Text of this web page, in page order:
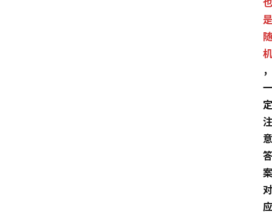
也
是
随
机
，
一
定
注
意
答
案
对
应